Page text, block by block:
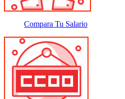
Compara Tu Salario